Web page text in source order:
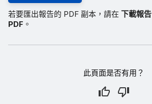
若要匯出報告的 PDF 副本，請在 下載報告
PDF 。
此頁面是否有用？